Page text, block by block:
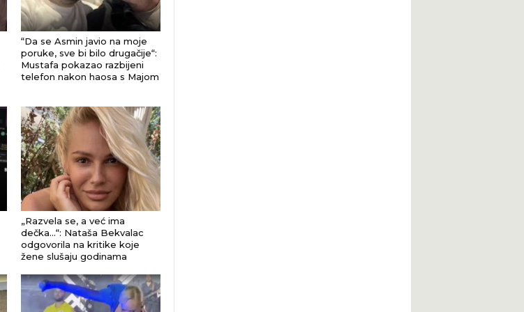
“Da se Asmin javio na moje
poruke, sve bi bilo drugačije“:
Mustafa pokazao razbijeni
telefon nakon haosa s Majom
„Razvela se, a već ima
dečka…“: Nataša Bekvalac
odgovorila na kritike koje
žene slušaju godinama